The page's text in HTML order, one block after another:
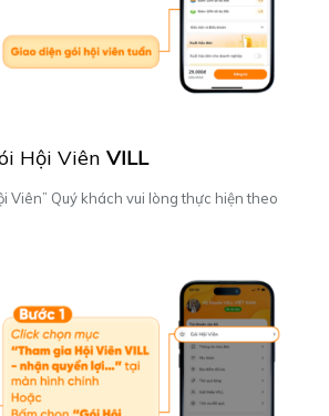
Hội Viên VILL
Viên” Quý khách vui lòng thực hiện theo